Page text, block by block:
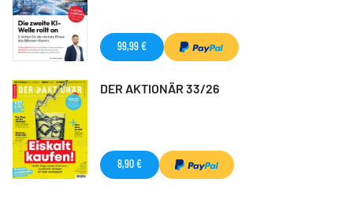
99,99 €
DER AKTIONÄR 33/26
8,90 €